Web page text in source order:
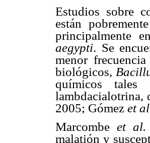
Estudios sobre
están
principalmente
aegypti. Se
menor
biológicos,
químicos tales
lambdacialotrina,
2005; Gómez et
Marcombe et al.
malatión y